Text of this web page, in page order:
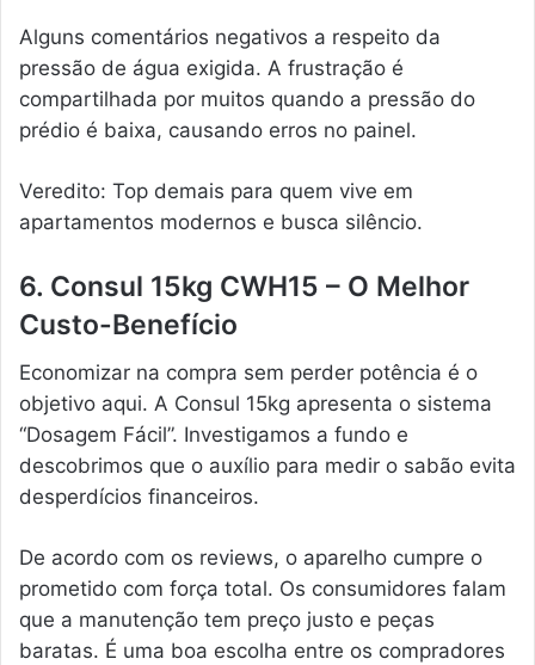
Alguns comentários negativos a respeito da
pressão de água exigida. A frustração é
compartilhada por muitos quando a pressão do
prédio é baixa, causando erros no painel.
Veredito: Top demais para quem vive em
apartamentos modernos e busca silêncio.
6. Consul 15kg CWH15 – O Melhor
Custo-Benefício
Economizar na compra sem perder potência é o
objetivo aqui. A Consul 15kg apresenta o sistema
“Dosagem Fácil”. Investigamos a fundo e
descobrimos que o auxílio para medir o sabão evita
desperdícios financeiros.
De acordo com os reviews, o aparelho cumpre o
prometido com força total. Os consumidores falam
que a manutenção tem preço justo e peças
baratas. É uma boa escolha entre os compradores